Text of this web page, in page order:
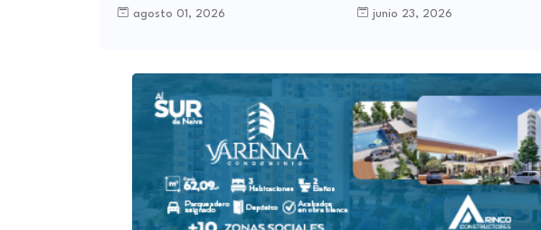
agosto 01, 2026 junio 23, 2026